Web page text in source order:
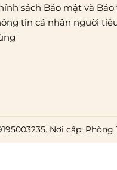
sách Bảo mật và Bảo
tin cá nhân người
Nơi cấp: